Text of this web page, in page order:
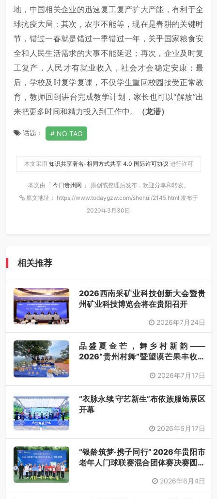
地，中国相关企业的迅速复工复产扩大产能，有利于全
球抗疫大局；其次，农事不能等，现在是春耕的关键时
节，错过一春就是错过一季错过一年，关乎国家粮食安
全和人民生活需求的大事不能延迟；再次，企业及时复
工复产，人民才有就业收入，社会才会稳定安康；最
后，学校及时复学复课，不仅学生重回校园接受正常教
育，教师回到讲台完成教学计划，家长也可以“解放”出
来把更多时间和精力投入到工作中。
（龙潜）
话题： NO TAG
本文采用 知识共享署名-相同方式共享 4.0 国际许可协议 进行许可
本文由「 今日贵州网 」 原创或整理后发布，欢迎分享和转发。
原文地址： https://www.todaygzw.com/shehui/2145.html 发布于
2020年3月30日
相关推荐
2026西南采矿业科技创新大会暨贵
州矿业科技博览会将在贵阳召开
2026年7月24日
品盛夏金芒，舞乡村新韵——
2026“贵州村舞”暨望谟芒果丰收季
2026年7月17日
“衣脉永续 守艺新生”布依族服饰展区
开幕
2026年6月17日
“银龄筑梦·携子同行” 2026年贵阳市
老年人门球联赛混合团体赛决赛圆满
2026年6月4日